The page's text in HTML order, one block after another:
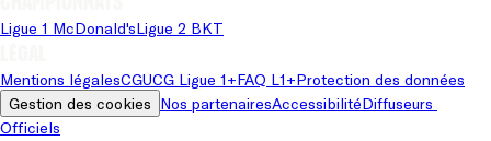
Ligue 1 McDonald'sLigue 2 BKT
Mentions légalesCGUCG Ligue 1+FAQ L1+Protection des données
Gestion des cookies Nos partenairesAccessibilitéDiffuseurs
Officiels